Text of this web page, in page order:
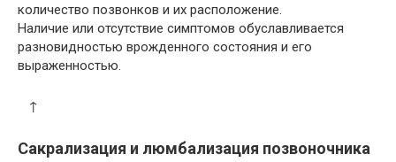
количество позвонков и их расположение.
Наличие или отсутствие симптомов обуславливается
разновидностью врожденного состояния и его
выраженностью.
↑
Сакрализация и люмбализация позвоночника